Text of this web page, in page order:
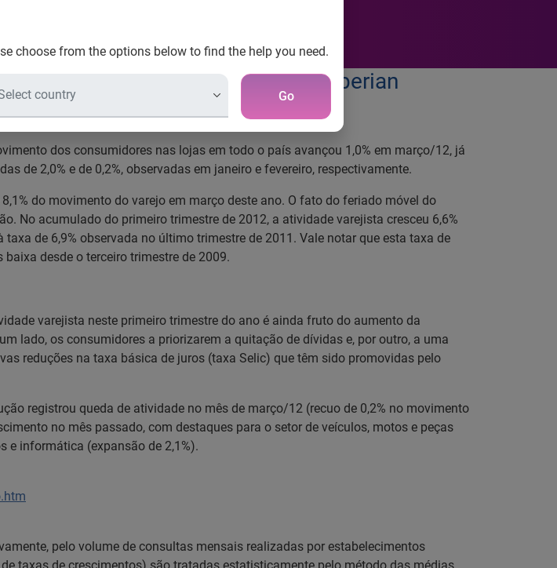
choose from the options below to find the help you need.
Go
ano em março, revela Serasa Experian
em março
dos consumidores nas lojas em todo o país avançou 1,0% em março/12, já
de 2,0% e de 0,2%, observadas em janeiro e fevereiro, respectivamente.
do movimento do varejo em março deste ano. O fato do feriado móvel do
No acumulado do primeiro trimestre de 2012, a atividade varejista cresceu 6,6%
de 6,9% observada no último trimestre de 2011. Vale notar que esta taxa de
desde o terceiro trimestre de 2009.
varejista neste primeiro trimestre do ano é ainda fruto do aumento da
lado, os consumidores a priorizarem a quitação de dívidas e, por outro, a uma
reduções na taxa básica de juros (taxa Selic) que têm sido promovidas pelo
registrou queda de atividade no mês de março/12 (recuo de 0,2% no movimento
no mês passado, com destaques para o setor de veículos, motos e peças
e informática (expansão de 2,1%).
pelo volume de consultas mensais realizadas por estabelecimentos